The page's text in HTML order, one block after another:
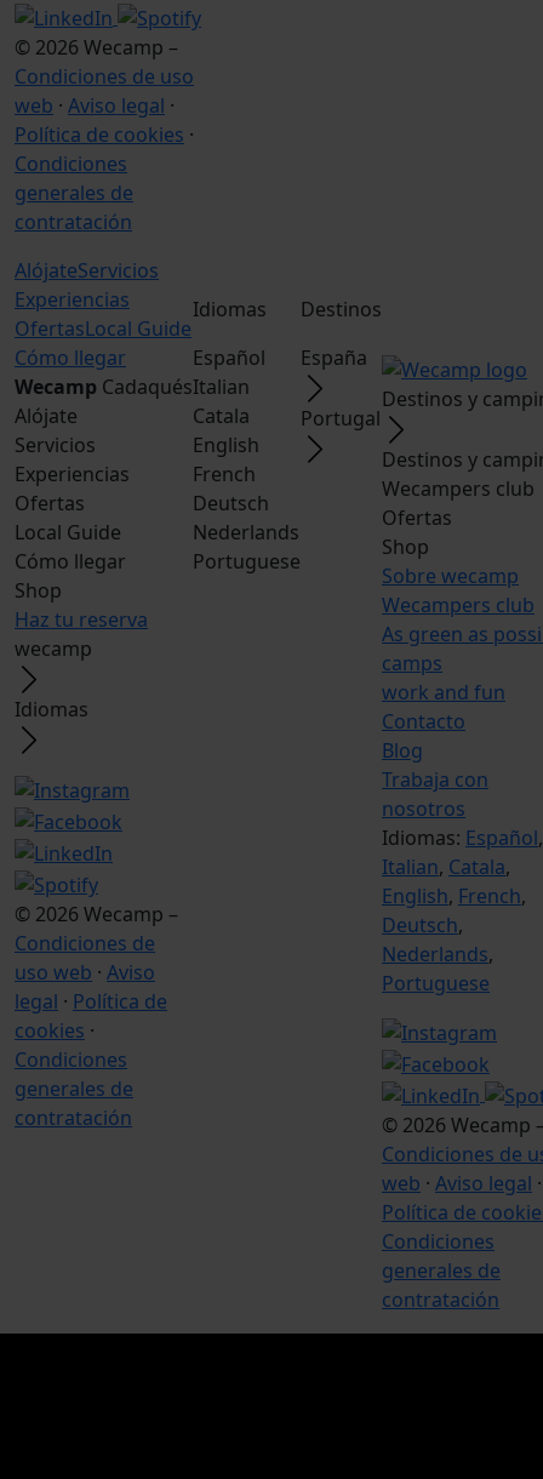
© 2026 Wecamp –
Condiciones de uso
web · Aviso legal ·
Política de cookies ·
Condiciones
generales de
contratación
AlójateServicios
Experiencias
OfertasLocal Guide
Cómo llegar
Wecamp Cadaqués
Alójate
Servicios
Experiencias
Ofertas
Local Guide
Cómo llegar
Shop
Haz tu reserva
wecamp
Idiomas
© 2026 Wecamp –
Condiciones de
uso web · Aviso
legal · Política de
cookies ·
Condiciones
generales de
contratación
Idiomas
Español
Italian
Catala
English
French
Deutsch
Nederlands
Portuguese
Destinos
España
Portugal
Destinos y
Destinos y
Wecampers club
Ofertas
Shop
Sobre wecamp
Wecampers club
As green as
camps
work and fun
Contacto
Blog
Trabaja con
nosotros
Idiomas: Español,
Italian, Catala,
English, French,
Deutsch,
Nederlands,
Portuguese
© 2026 Wecamp
Condiciones de
web · Aviso legal ·
Política de
Condiciones
generales de
contratación